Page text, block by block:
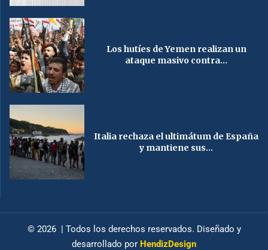
Los hutíes de Yemen realizan un
ataque masivo contra...
Italia rechaza el ultimátum de España
y mantiene sus...
© 2026 | Todos los derechos reservados. Diseñado y
desarrollado por HendizDesign